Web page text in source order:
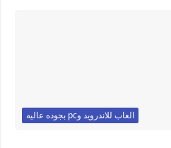
العاب للاندرويد وpc بجوده عاليه